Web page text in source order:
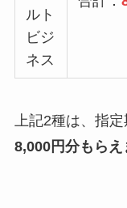
ルト
ビジ
ネス
上記2種は、指
8,000円分もらえ